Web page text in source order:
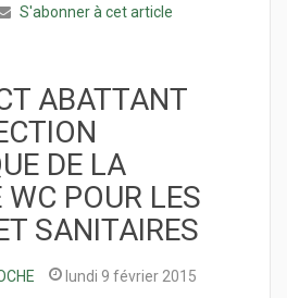
S'abonner à cet article
ABATTANT
DE LA
WC POUR LES
SANITAIRES
lundi 9 février 2015